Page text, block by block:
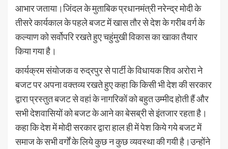
आभार जताया।जिंदल के मुताबिक प्रधानमंत्री नरेन्द्र मोदी के
तीसरे कार्यकाल के पहले बजट में खास तौर से देश के गरीब वर्ग के
कल्याण को सर्वोपरि रखते हुए चहुंमुखी विकास का खाका तैयार
किया गया है।
कार्यक्रम संयोजक व रुद्रपुर से पार्टी के विधायक शिव अरोरा ने
बजट पर अपना वक्तव्य रखते हुए कहा कि किसी भी देश की सरकार
द्वारा प्रस्तुत बजट से वहां के नागरिकों को बहुत उम्मीद होती हैं और
सभी देशवासियों को बजट के आने का बेसब्री से इंतजार रहता है।
कहा कि देश में मोदी सरकार द्वारा हाल ही में पेश किये गये बजट में
समाज के सभी वर्गों के लिये कुछ न कुछ व्यवस्था की गयी है।उन्होंने